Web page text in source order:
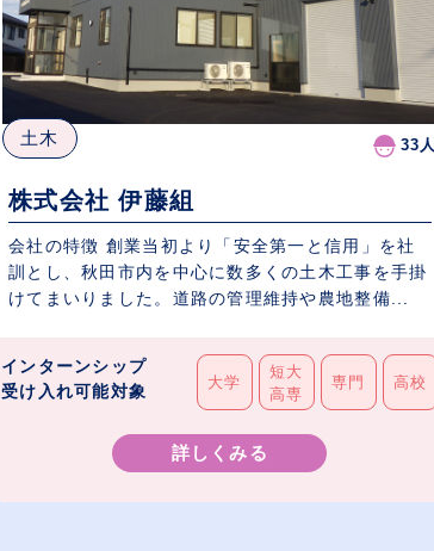
土木 33人
株式会社 伊藤組
会社の特徴 創業当初より「安全第一と信用」を社
訓とし、秋田市内を中心に数多くの土木工事を手掛
けてまいりました。道路の管理維持や農地整備...
インターンシップ
受け入れ可能対象
大学
短大
高専
専門 高校
詳しくみる